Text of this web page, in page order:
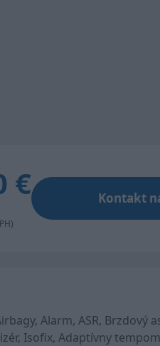
€ Kontakt
Alarm, ASR, Brzdový
Isofix, Adaptívny